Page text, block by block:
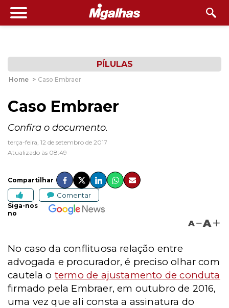
PÍLULAS
Home > Caso Embraer
Caso Embraer
Confira o documento.
terça-feira, 12 de setembro de 2017
Atualizado às 08:49
Compartilhar
Comentar
Siga-nos
no
A A
No caso da conflituosa relação entre
advogada e procurador, é preciso olhar com
cautela o termo de ajustamento de conduta
firmado pela Embraer, em outubro de 2016,
uma vez que ali consta a assinatura do